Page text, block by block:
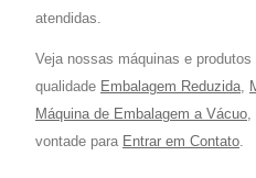
atendidas.
Veja nossas máquinas e
qualidade Embalagem Reduzida
Máquina de Embalagem a Vácuo
vontade para Entrar em Contato